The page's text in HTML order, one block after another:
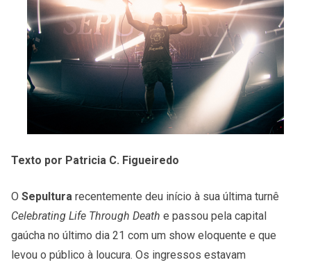
Texto por Patricia C. Figueiredo
O Sepultura recentemente deu início à sua última turnê
Celebrating Life Through Death e passou pela capital
gaúcha no último dia 21 com um show eloquente e que
levou o público à loucura. Os ingressos estavam